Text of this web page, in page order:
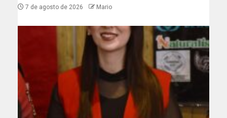
7 de agosto de 2026 Mario